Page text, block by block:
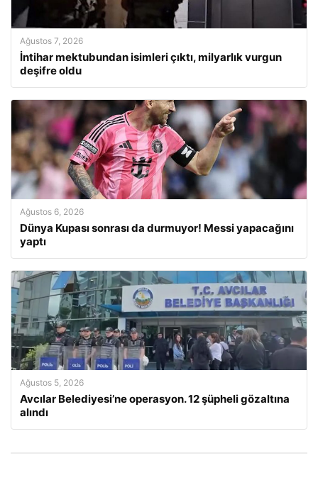
Ağustos 7, 2026
İntihar mektubundan isimleri çıktı, milyarlık vurgun
deşifre oldu
Ağustos 6, 2026
Dünya Kupası sonrası da durmuyor! Messi yapacağını
yaptı
Ağustos 5, 2026
Avcılar Belediyesi’ne operasyon. 12 şüpheli gözaltına
alındı